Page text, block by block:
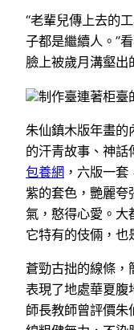
“老輩兒傳上去的
子都是繼續人。”
臉上被歲月溝壑出
制作臺連著柜臺
朱仙鎮木版年畫的
的汗青故事、神話
包養網 ，六版一
紫的套色，艷麗夸
氣，憨得心愛。大
它特有的伎倆，也
蒼勁古拙的線條，
表現了地處華夏腹
師長教師曾評價朱